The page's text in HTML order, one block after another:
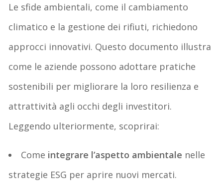
Le sfide ambientali, come il cambiamento
climatico e la gestione dei rifiuti, richiedono
approcci innovativi. Questo documento illustra
come le aziende possono adottare pratiche
sostenibili per migliorare la loro resilienza e
attrattività agli occhi degli investitori.
Leggendo ulteriormente, scoprirai:
Come integrare l’aspetto ambientale nelle
strategie ESG per aprire nuovi mercati.